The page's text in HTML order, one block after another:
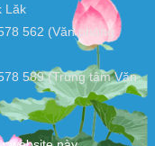
Lăk
562 (Văn phòng
589 (Trung tâm Văn